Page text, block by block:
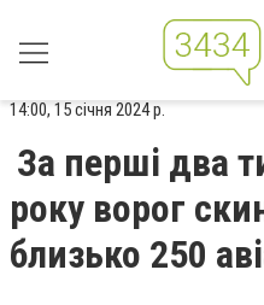
14:00, 15 січня 2024 р.
За перші два
року ворог
близько 250